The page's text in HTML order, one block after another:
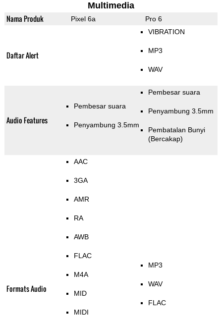
Multimedia
Nama Produk Pixel 6a Pro 6
Daftar Alert
VIBRATION
MP3
WAV
Audio Features
Pembesar suara
Penyambung 3.5mm
Pembesar suara
Penyambung 3.5mm
Pembatalan Bunyi
(Bercakap)
Formats Audio
AAC
3GA
AMR
RA
AWB
FLAC
M4A
MID
MIDI
MP3
WAV
FLAC